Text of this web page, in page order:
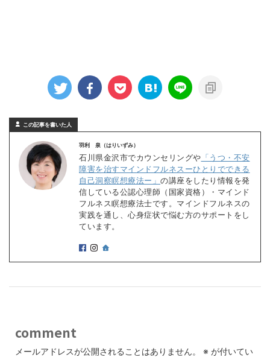
この記事を書いた人
羽利 泉（はりいずみ）
石川県金沢市でカウンセリングや 「うつ・不安
障害を治すマインドフルネスーひとりでできる
自己洞察瞑想療法ー」 の講座をしたり情報を発
信している公認心理師（国家資格）・マインド
フルネス瞑想療法士です。マインドフルネスの
実践を通し、心身症状で悩む方のサポートをし
ています。
comment
メールアドレスが公開されることはありません。 ※ が付いてい